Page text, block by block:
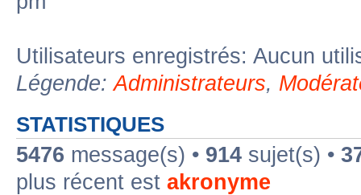
Utilisateurs enregistrés: Aucun
Légende:Administrateurs,
STATISTIQUES
5476 message(s) • 914 sujet(s) •
plus récent est akronyme